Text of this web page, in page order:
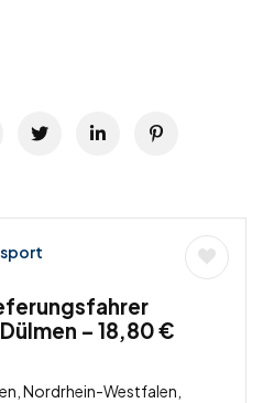
– 18,80 €
Nordrhein-Westfalen,